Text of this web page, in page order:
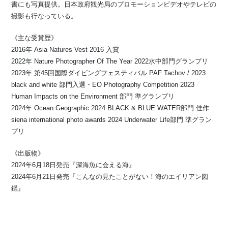
書にも写真提供。日本政府観光局のプロモーションビデオやテレビの
撮影も行なっている。
《主な受賞歴》
2016年 Asia Natures Vest 2016 入賞
2022年 Nature Photographer Of The Year 2022水中部門グランプリ
2023年 第45回国際ダイビングフェスティバル PAF Tachov / 2023
black and white 部門入選・EO Photography Competition 2023
Human Impacts on the Environment 部門 準グランプリ
2024年 Ocean Geographic 2024 BLACK & BLUE WATER部門 佳作
siena international photo awards 2024 Underwater Life部門 準グラン
プリ
《出版物》
2024年6月18日発売『深海魚に会える海』
2024年6月21日発売『こんなの見たことがない！海のエイリアン図
鑑』